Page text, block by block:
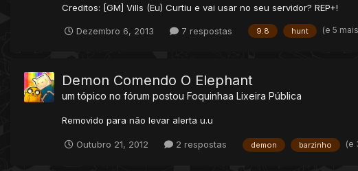
Creditos: [GM] Vills (Eu) Curtiu e vai usar no seu servidor? REP+!
Dezembro 6, 2013 7 respostas 9.8 hunt (e 5
Demon Comendo O Elephant
um tópico no fórum postou Foquinhaa Lixeira Pública
Removido para não levar alerta u.u
Outubro 21, 2012 2 respostas demon barzinho (e